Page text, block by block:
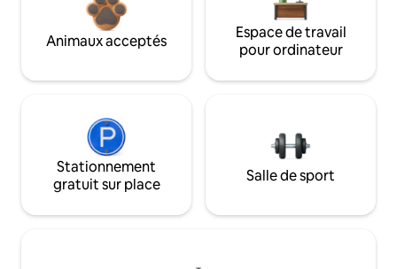
Animaux acceptés
Espace de travail
pour ordinateur
Stationnement
gratuit sur place
Salle de sport